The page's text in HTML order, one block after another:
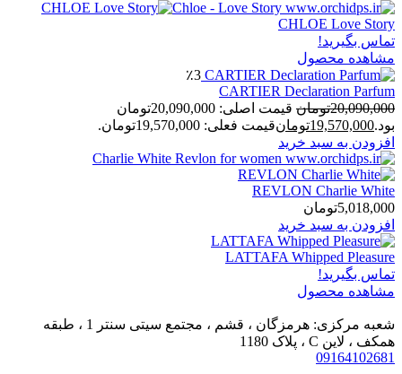
CHLOE Love Story
تماس بگیرید!
مشاهده محصول
٪3
CARTIER Declaration Parfum
20,090,000تومان
قیمت اصلی: 20,090,000تومان
بود.19,570,000تومانقیمت فعلی: 19,570,000تومان.
افزودن به سبد خرید
REVLON Charlie White
5,018,000تومان
افزودن به سبد خرید
LATTAFA Whipped Pleasure
تماس بگیرید!
مشاهده محصول
شعبه مرکزی: هرمزگان ، قشم ، مجتمع سیتی سنتر 1 ، طبقه
همکف ، لاین C ، پلاک 1180
09164102681